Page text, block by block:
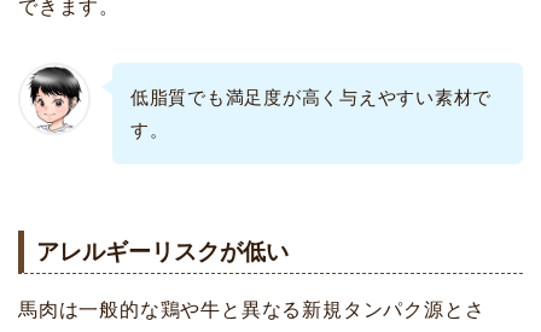
できます。
低脂質でも満足度が高く与えやすい素材で
す。
アレルギーリスクが低い
馬肉は一般的な鶏や牛と異なる新規タンパク源とさ